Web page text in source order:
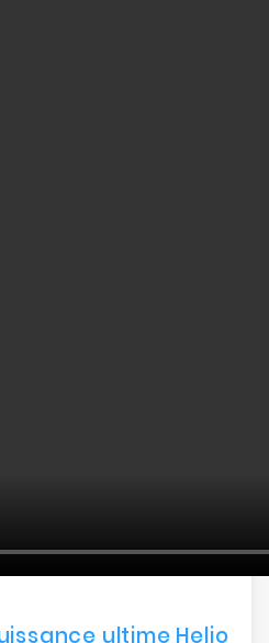
ultime Helio